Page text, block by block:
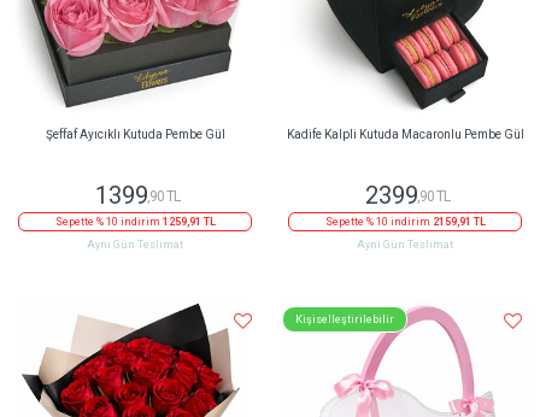
Şeffaf Ayıcıklı Kutuda Pembe Gül
1399,90 TL
Sepette % 10 indirim 1259,91 TL
Aynı Gün Teslimat
Kadife Kalpli Kutuda Macaronlu Pembe Gül
2399,90 TL
Sepette % 10 indirim 2159,91 TL
Aynı Gün Teslimat
Kişiselleştirilebilir